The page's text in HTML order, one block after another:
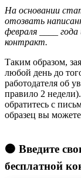
На основании
отозвать
февраля ____
контракт.
Таким образом,
любой день до
работодателя об
правило 2
обратитесь с
образец вы
🟠 Введите
бесплатной